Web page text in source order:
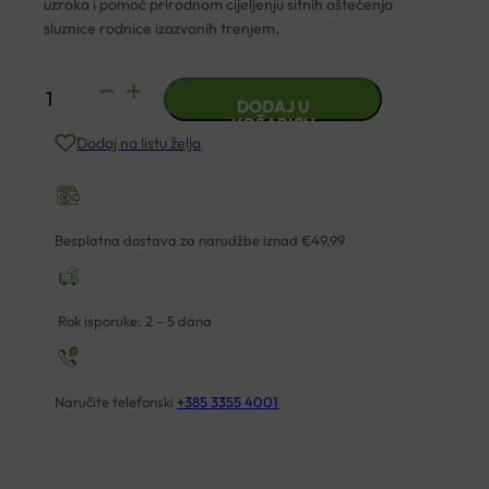
uzroka i pomoć prirodnom cijeljenju sitnih oštećenja
sluznice rodnice izazvanih trenjem.
HYALO
VAGINALNE
A10
količina
DODAJ U
KOŠARICU
Dodaj na listu želja
Besplatna dostava za narudžbe iznad €49,99
Rok isporuke: 2 – 5 dana
Naručite telefonski +385 3355 4001